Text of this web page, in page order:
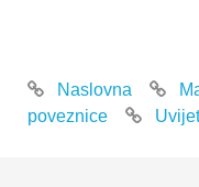
Naslovna
poveznice